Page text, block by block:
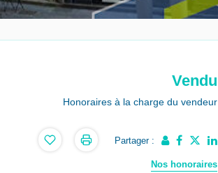
Vendu
Honoraires à la charge du vendeur
Partager :
Nos honoraires